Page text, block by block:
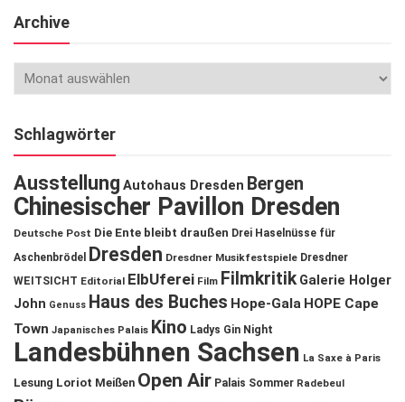
Archive
Schlagwörter
Ausstellung Autohaus Dresden Bergen
Chinesischer Pavillon Dresden
Deutsche Post Die Ente bleibt draußen Drei Haselnüsse für
Aschenbrödel
Dresden Dresdner Musikfestspiele Dresdner
WEITSICHT Editorial ElbUferei Film Filmkritik Galerie Holger
John Genuss Haus des Buches Hope-Gala HOPE Cape
Town Japanisches Palais Kino Ladys Gin Night
Landesbühnen Sachsen La Saxe à Paris
Lesung Loriot Meißen Open Air Palais Sommer Radebeul